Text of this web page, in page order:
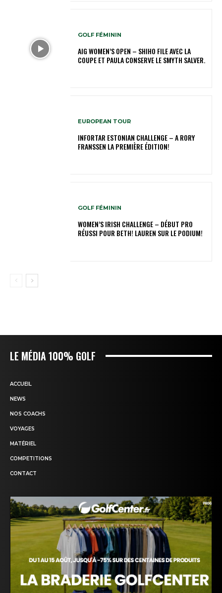
GOLF FÉMININ
AIG WOMEN’S OPEN – SHIHO FILE AVEC LA
COUPE ET PAULA CONSERVE LE SMYTH SALVER.
EUROPEAN TOUR
INFORTAR ESTONIAN CHALLENGE – A RORY
FRANSSEN LA PREMIÈRE ÉDITION!
GOLF FÉMININ
WOMEN’S IRISH CHALLENGE – DÉBUT PRO
RÉUSSI POUR BETH! LAUREN SUR LE PODIUM!
LE MÉDIA 100% GOLF
ACCUEIL
NEWS
NOS COACHS
VOYAGES
MATÉRIEL
COMPETITIONS
CONTACT